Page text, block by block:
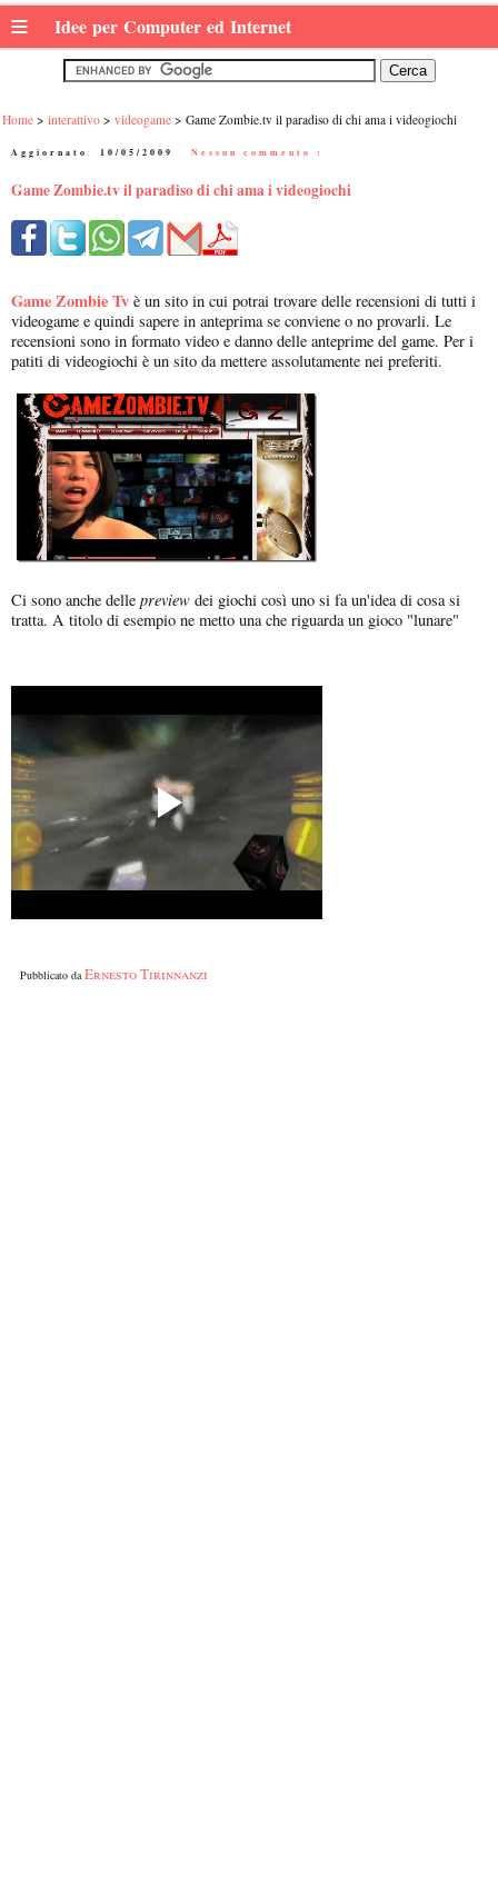
≡ Idee per Computer ed Internet
Home interattivo videogame Game Zombie.tv il paradiso di chi ama i videogiochi
Aggiornato: 10/05/2009 Nessun commento :
Game Zombie.tv il paradiso di chi ama i videogiochi
Game Zombie Tv è un sito in cui potrai trovare delle recensioni di tutti i
videogame e quindi sapere in anteprima se conviene o no provarli. Le
recensioni sono in formato video e danno delle anteprime del game. Per i
patiti di videogiochi è un sito da mettere assolutamente nei preferiti.
Ci sono anche delle preview dei giochi così uno si fa un'idea di cosa si
tratta. A titolo di esempio ne metto una che riguarda un gioco "lunare"
Pubblicato daErnesto Tirinnanzi